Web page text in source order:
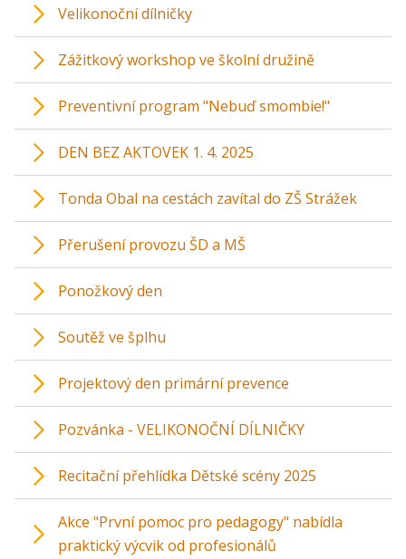
Velikonoční dílničky
Zážitkový workshop ve školní družině
Preventivní program "Nebuď smombie!"
DEN BEZ AKTOVEK 1. 4. 2025
Tonda Obal na cestách zavítal do ZŠ Strážek
Přerušení provozu ŠD a MŠ
Ponožkový den
Soutěž ve šplhu
Projektový den primární prevence
Pozvánka - VELIKONOČNÍ DÍLNIČKY
Recitační přehlídka Dětské scény 2025
Akce "První pomoc pro pedagogy" nabídla
praktický výcvik od profesionálů